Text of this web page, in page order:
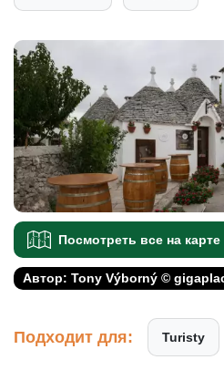
Посмотреть все на карте
Автор: Tony Výborný ©
Подходит для: Turisty